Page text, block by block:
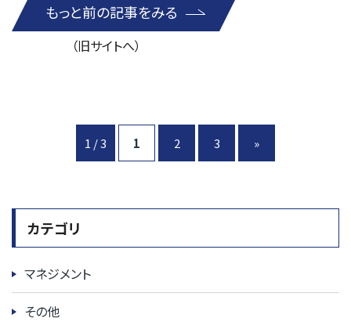
もっと前の記事をみる
（旧サイトへ）
1 / 3 1 2 3 »
カテゴリ
マネジメント
その他